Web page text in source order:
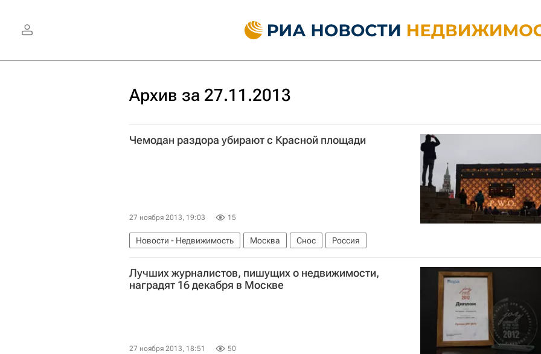
Архив за 27.11.2013
Чемодан раздора убирают с Красной площади
27 ноября 2013, 19:03 15
Новости - Недвижимость Москва Снос Россия
Лучших журналистов, пишущих о недвижимости,
наградят 16 декабря в Москве
27 ноября 2013, 18:51 50